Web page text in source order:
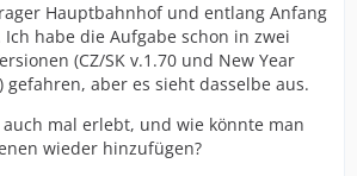
Hauptbahnhof und entlang Anfang
Ich habe die Aufgabe schon in zwei
(CZ/SK v.1.70 und New Year
gefahren, aber es sieht dasselbe aus.
mal erlebt, und wie könnte man
wieder hinzufügen?